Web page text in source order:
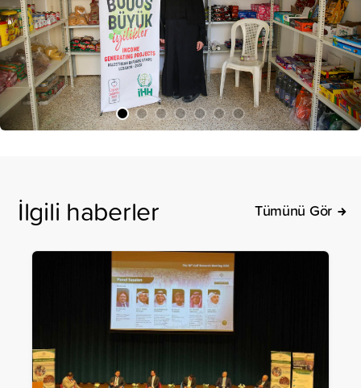
İlgili haberler Tümünü Gör